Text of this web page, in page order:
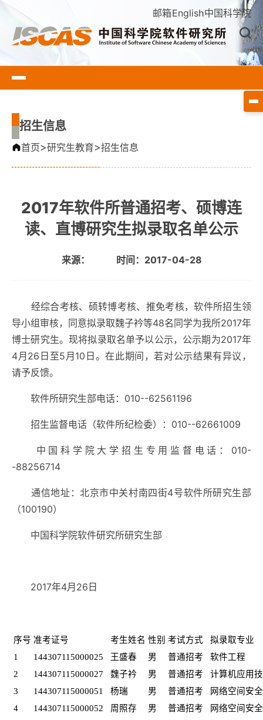
邮箱English中国科学院
招生信息
首页>研究生教育>招生信息
2017年软件所普通招考、硕博连
读、直博研究生拟录取名单公示
来源： 时间：2017-04-28
经综合考核、硕转博考核、推免考核，软件所招生领
导小组审核，同意拟录取魏子衿等48名同学为我所2017年
博士研究生。现将拟录取名单予以公示，公示期为2017年
4月 26 日至5月10日。在此期间，若对公示结果有异议，
请予反馈。
软件所研究生部电话： 010--62561196
招生监督电话（软件所纪检委）： 010--62661009
中国科学院大学招生专用监督电话： 010-
-88256714
通信地址：北京市中关村南四街4号软件所研究生部
（100190）
中国科学院软件研究所研究生部
2017年4月 26 日
序号 准考证号 考生姓名 性别 考试方式
拟录取专业
1
144307115000025 王盛春 男 普通招考
软件工程
2
144307115000027 魏子衿 男 普通招考
计算机应用
3
144307115000051 杨瑞 男 普通招考
网络空间安全
4
144307115000052 周照存 男 普通招考
网络空间安全